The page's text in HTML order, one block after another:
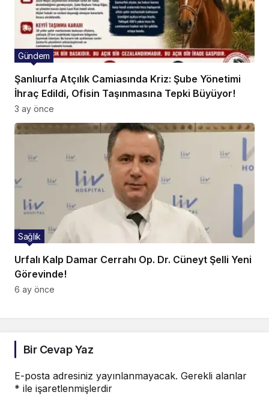
Şanlıurfa Atçılık Camiasında Kriz: Şube Yönetimi
İhraç Edildi, Ofisin Taşınmasına Tepki Büyüyor!
Gündem
3 ay önce
Urfalı Kalp Damar Cerrahı Op. Dr. Cüneyt Şelli Yeni
Görevinde!
Sağlık
6 ay önce
Bir Cevap Yaz
E-posta adresiniz yayınlanmayacak. Gerekli alanlar
* ile işaretlenmişlerdir